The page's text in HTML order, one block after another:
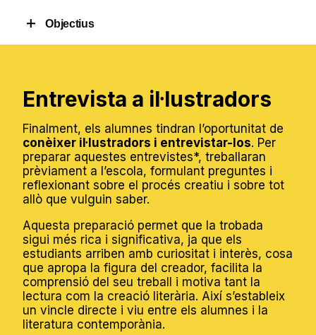
Objectius
creativitat i
la
visual.
Experiment
ar amb la
creació
col·lectiva
com a
d'expressió
artística.
Observar i
interpretar
personatge
s literaris a
partir de les
seves
literatura
infantil i
Observar i
analitzar
com els
il·lustradors
represente
n els
s.
Practicar
recursos
gràfics
relacionats
amb la
forma, la
proporció,
interpretaci
interpr
eleme
nts
gràfics
d’un
àlbum
Compr
que les
imatge
s
poden
ser
punts
Entrevista a il·lustradors
Finalment, els alumnes tindran l’oportunitat de
conèixer il·lustradors i entrevistar-los. Per
preparar aquestes entrevistes*, treballaran
prèviament a l’escola, formulant preguntes i
reflexionant sobre el procés creatiu i sobre tot
allò que vulguin saber.
Aquesta preparació permet que la trobada
sigui més rica i significativa, ja que els
estudiants arriben amb curiositat i interès, cosa
que apropa la figura del creador, facilita la
comprensió del seu treball i motiva tant la
lectura com la creació literària. Així s’estableix
un vincle directe i viu entre els alumnes i la
literatura contemporània.